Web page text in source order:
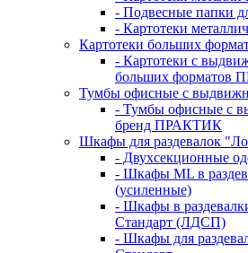
- Подвесные папки
- Картотеки
Картотеки больших
- Картотеки с
больших форматов
Тумбы офисные с
- Тумбы офисные с
бренд ПРАКТИК
Шкафы для раздевалок
- Двухсекционные
- Шкафы ML в
(усиленные)
- Шкафы в
Стандарт (ЛДСП)
- Шкафы для